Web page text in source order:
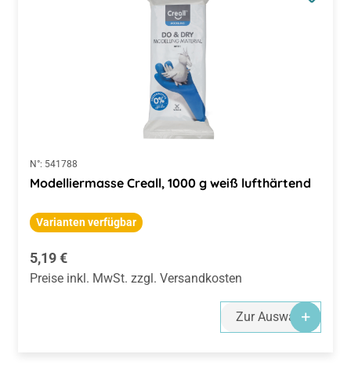
N°: 541788
Modelliermasse Creall, 1000 g weiß lufthärtend
Varianten verfügbar
Regulärer Preis:
5,19 €
Preise inkl. MwSt. zzgl. Versandkosten
Zur Auswahl